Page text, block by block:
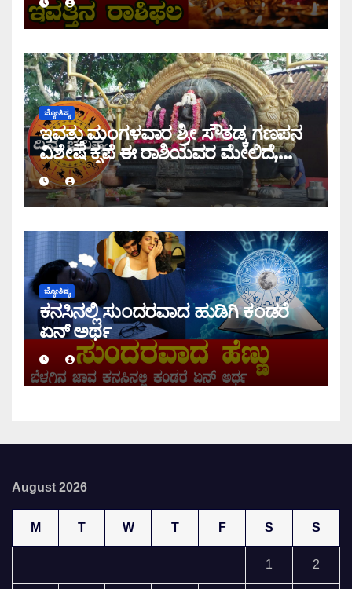
ಜ್ಯೋತಿಷ್ಯ
ಇವತ್ತು ಮಂಗಳವಾರ ಶ್ರೀ ಸೌತಡ್ಕ ಗಣಪನ
ವಿಶೇಷ ಕೃಪೆ ಈ ರಾಶಿಯವರ ಮೇಲಿದೆ,
ಇಂದಿನ ರಾಶಿ ಭವಿಷ್ಯ ತಿಳಿಯಿರಿ
ಜ್ಯೋತಿಷ್ಯ
ಕನಸಿನಲ್ಲಿ ಸುಂದರವಾದ ಹುಡಿಗಿ ಕಂಡರೆ
ಏನ್ ಅರ್ಥ
August 2026
M T W T F S S
1 2